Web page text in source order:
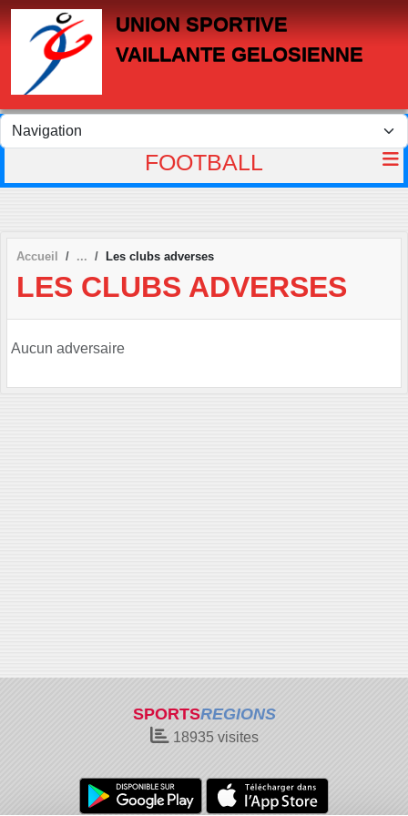
UNION SPORTIVE
VAILLANTE GELOSIENNE
FOOTBALL
Accueil Les clubs adverses
LES CLUBS ADVERSES
Aucun adversaire
SPORTSREGIONS
18935visites
Panneau de gestion des cookies